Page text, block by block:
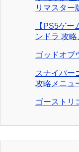
リマスター
【PS5ゲ
ンドラ 攻
ゴッドオブ
スナイパー
攻略メニュ
ゴーストリ